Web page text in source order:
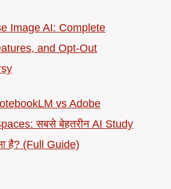
Image AI: Complete
and Opt-Out
vs Adobe
सबसे बेहतरीन AI Study
है? (Full Guide)